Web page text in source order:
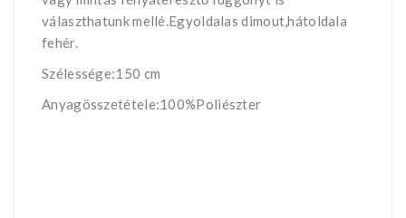
választhatunk mellé.Egyoldalas dimout,hátoldala
fehér.
Szélessége:150 cm
Anyagösszetétele:100%Poliészter